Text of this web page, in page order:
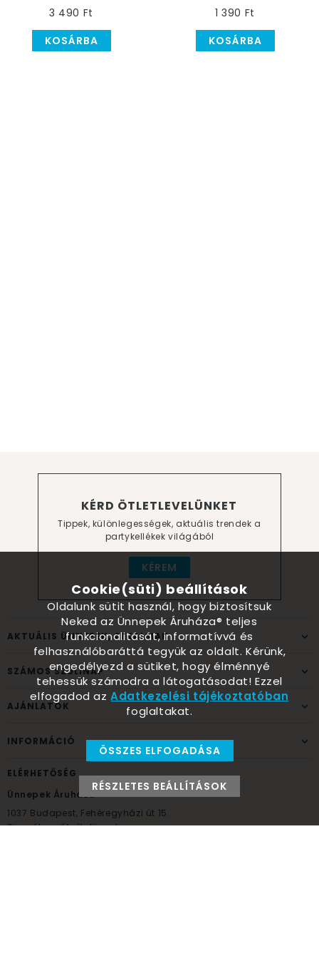
3 490 Ft
KOSÁRBA
1 390 Ft
KOSÁRBA
KÉRD ÖTLETLEVELÜNKET
Tippek, különlegességek, aktuális trendek a
partykellékek világából
KÉREM
AKTUÁLIS ÜNNEPEK, ALKALMAK
SZÁMOS SZÜLINAP
AJÁNLATOK
INFORMÁCIÓ
ELÉRHETŐSÉG
Ünnepek Áruháza
1037 Budapest, Fehéregyházi út 15.
Személyes átvételi pont
Cookie(süti) beállítások
Oldalunk sütit használ, hogy biztosítsuk
Neked az Ünnepek Áruháza® teljes
funkcionalitását, informatívvá és
felhasználóbaráttá tegyük az oldalt. Kérünk,
engedélyezd a sütiket, hogy élménnyé
tehessük számodra a látogatásodat! Ezzel
elfogadod azAdatkezelési tájékoztatóban
foglaltakat.
ÖSSZES ELFOGADÁSA
RÉSZLETES BEÁLLÍTÁSOK